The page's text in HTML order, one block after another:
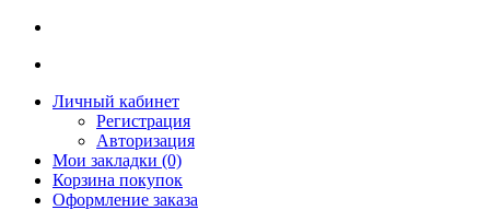
Личный кабинет
Регистрация
Авторизация
Мои закладки (0)
Корзина покупок
Оформление заказа